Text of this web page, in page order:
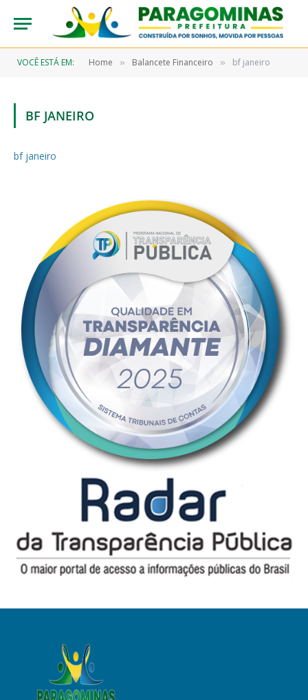
VOCÊ ESTÁ EM: Home » Balancete Financeiro » bf janeiro
BF JANEIRO
bf janeiro